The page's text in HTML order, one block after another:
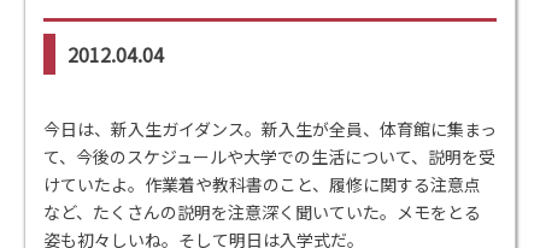
2012.04.04
今日は、新入生ガイダンス。新入生が全員、体育館に集まっ
て、今後のスケジュールや大学での生活について、説明を受
けていたよ。作業着や教科書のこと、履修に関する注意点
など、たくさんの説明を注意深く聞いていた。メモをとる
姿も初々しいね。そして明日は入学式だ。